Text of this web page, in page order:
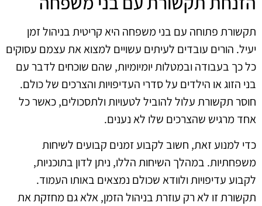
תקשורת פתוחה עם בני משפחה היא קריטית בניהול זמן
יעיל. הורים עובדים לעיתים עשויים למצוא את עצמם עסוקים
כל כך בעבודה ובמטלות יומיומיות, שהם שוכחים לדבר עם
בני הזוג או הילדים על סדרי העדיפויות והצרכים של כולם.
חוסר תקשורת עלול להוביל לטעויות ולתסכולים, כאשר כל
אחד מרגיש שהצרכים שלו לא נענים.
כדי למנוע זאת, חשוב לקבוע זמנים קבועים לשיחות
משפחתיות. במהלך השיחות הללו, ניתן לדון בתוכניות,
לקבוע עדיפויות ולוודא שכולם נמצאים באותו העמוד.
תקשורת זו לא רק עוזרת בניהול הזמן, אלא גם מחזקת את